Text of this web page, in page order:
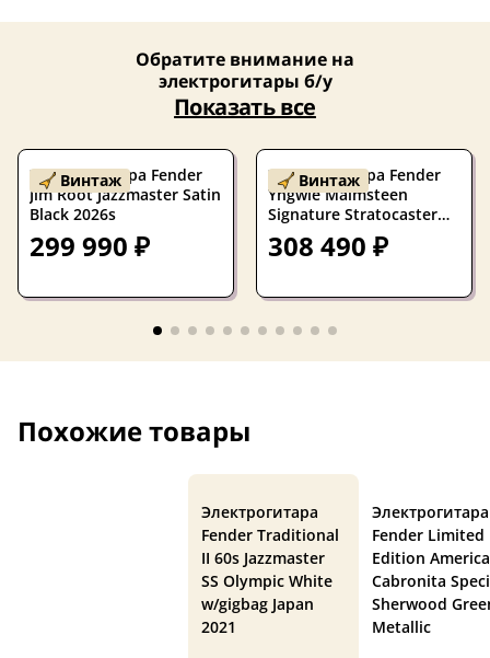
Обратите внимание на
электрогитары б/у
Показать все
Винтаж
Электрогитара Fender
Jim Root Jazzmaster Satin
Black 2026s
299 990 ₽
Винтаж
Электрогитара Fender
Yngwie Malmsteen
Signature Stratocaster
SSS Vintage White w/case
Japan 2016
308 490 ₽
Похожие товары
Электрогитара
Fender Traditional
II 60s Jazzmaster
SS Olympic White
w/gigbag Japan
2021
Электрогитара
Fender Limited
Edition
Cabronita
Sherwood
Metallic